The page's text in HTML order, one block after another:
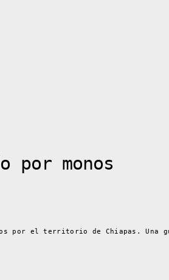
por monos
por el territorio de Chiapas. Una